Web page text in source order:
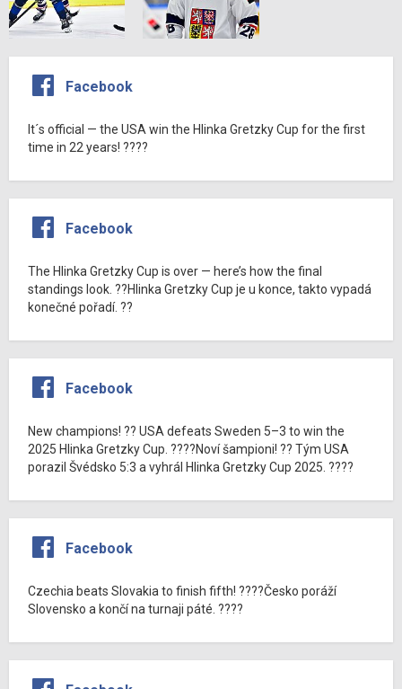
Facebook
It´s official — the USA win the Hlinka Gretzky Cup for the first
time in 22 years! ????
Facebook
The Hlinka Gretzky Cup is over — here’s how the final
standings look. ??Hlinka Gretzky Cup je u konce, takto vypadá
konečné pořadí. ??
Facebook
New champions! ?? USA defeats Sweden 5–3 to win the
2025 Hlinka Gretzky Cup. ????Noví šampioni! ?? Tým USA
porazil Švédsko 5:3 a vyhrál Hlinka Gretzky Cup 2025. ????
Facebook
Czechia beats Slovakia to finish fifth! ????Česko poráží
Slovensko a končí na turnaji páté. ????